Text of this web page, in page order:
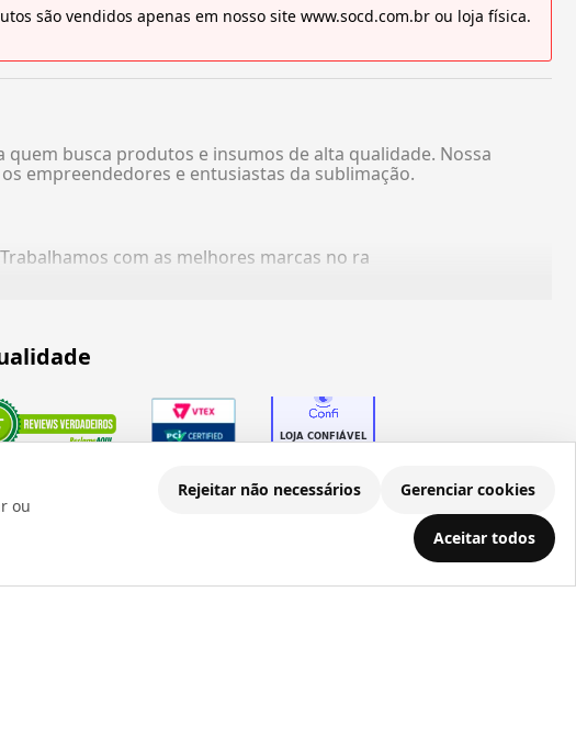
ou
Rejeitar não necessários Gerenciar cookies
Aceitar todos
são vendidos apenas em nosso site www.socd.com.br ou loja física.
busca produtos e insumos de alta qualidade. Nossa
empreendedores e entusiastas da sublimação.
com as melhores marcas no ra
| CNPJ: 07.686.203/0001-22